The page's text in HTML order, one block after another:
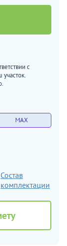
с
MAX
Состав
комплектации